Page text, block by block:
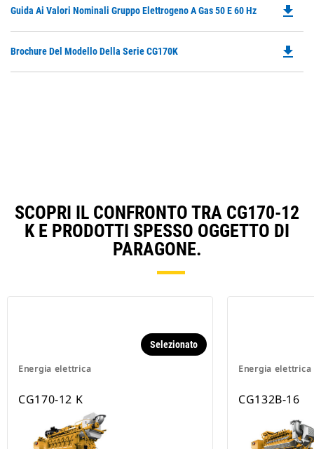
a
Guida Ai Valori Nominali Gruppo Elettrogeno A Gas 50 E 60 Hz
a
file_download
Brochure Del Modello Della Serie CG170K file_download
SCOPRI IL CONFRONTO TRA CG170-12
K E PRODOTTI SPESSO OGGETTO DI
PARAGONE.
Energia elettrica
Selezionato
CG170-12 K
Energia elettrica
CG132B-16